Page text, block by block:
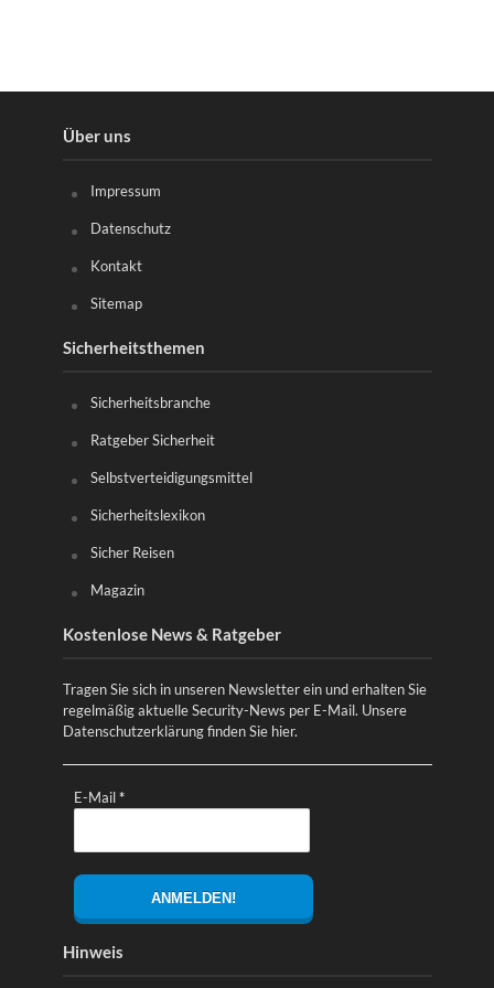
Über uns
Impressum
Datenschutz
Kontakt
Sitemap
Sicherheitsthemen
Sicherheitsbranche
Ratgeber Sicherheit
Selbstverteidigungsmittel
Sicherheitslexikon
Sicher Reisen
Magazin
Kostenlose News & Ratgeber
Tragen Sie sich in unseren Newsletter ein und erhalten Sie
regelmäßig aktuelle Security-News per E-Mail. Unsere
Datenschutzerklärung finden Sie hier.
E-Mail*
Hinweis